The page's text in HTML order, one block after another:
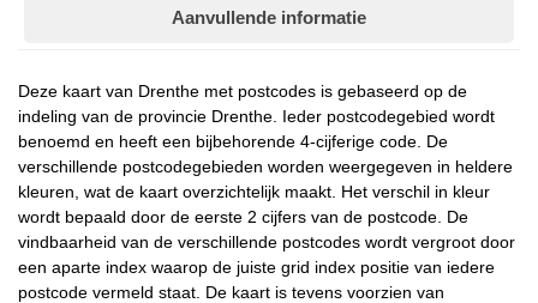
Aanvullende informatie
Deze kaart van Drenthe met postcodes is gebaseerd op de
indeling van de provincie Drenthe. Ieder postcodegebied wordt
benoemd en heeft een bijbehorende 4-cijferige code. De
verschillende postcodegebieden worden weergegeven in heldere
kleuren, wat de kaart overzichtelijk maakt. Het verschil in kleur
wordt bepaald door de eerste 2 cijfers van de postcode. De
vindbaarheid van de verschillende postcodes wordt vergroot door
een aparte index waarop de juiste grid index positie van iedere
postcode vermeld staat. De kaart is tevens voorzien van